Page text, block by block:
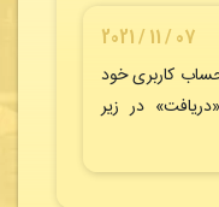
07 / 11 / 2021
حساب کاربری خود
در زیر